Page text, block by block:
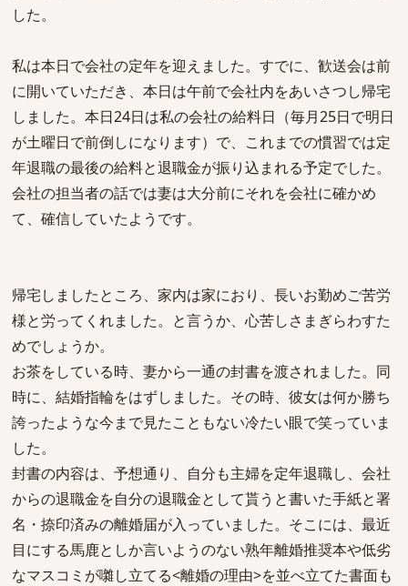
した。
私は本日で会社の定年を迎えました。すでに、歓送会は前
に開いていただき、本日は午前で会社内をあいさつし帰宅
しました。本日24日は私の会社の給料日（毎月25日で明日
が土曜日で前倒しになります）で、これまでの慣習では定
年退職の最後の給料と退職金が振り込まれる予定でした。
会社の担当者の話では妻は大分前にそれを会社に確かめ
て、確信していたようです。
帰宅しましたところ、家内は家におり、長いお勤めご苦労
様と労ってくれました。と言うか、心苦しさまぎらわすた
めでしょうか。
お茶をしている時、妻から一通の封書を渡されました。同
時に、結婚指輪をはずしました。その時、彼女は何か勝ち
誇ったような今まで見たこともない冷たい眼で笑っていま
した。
封書の内容は、予想通り、自分も主婦を定年退職し、会社
からの退職金を自分の退職金として貰うと書いた手紙と署
名・捺印済みの離婚届が入っていました。そこには、最近
目にする馬鹿としか言いようのない熟年離婚推奨本や低劣
なマスコミが囃し立てる<離婚の理由>を並べ立てた書面も